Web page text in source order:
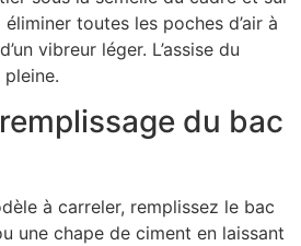
toutes les poches d’air à
vibreur léger. L’assise du
du bac
à carreler, remplissez le bac
une chape de ciment en laissant